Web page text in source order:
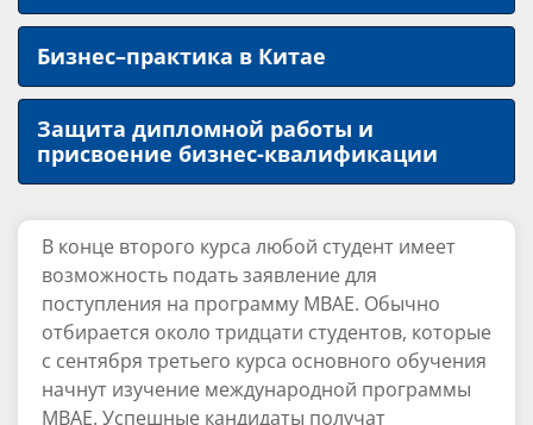
Оставить заявку
Бизнес–практика в Китае
Защита дипломной работы и
присвоение бизнес-квалификации
В конце второго курса любой студент имеет
возможность подать заявление для
поступления на программу MBAE. Обычно
отбирается около тридцати студентов, которые
с сентября третьего курса основного обучения
начнут изучение международной программы
MBAE. Успешные кандидаты получат